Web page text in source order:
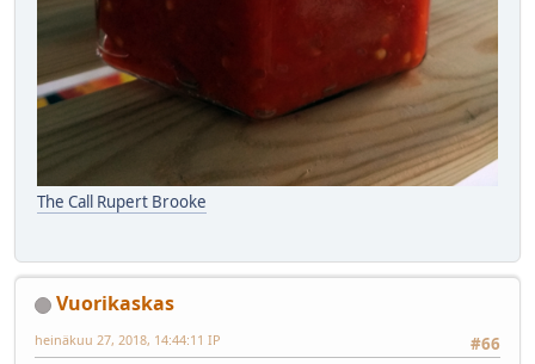
The Call Rupert Brooke
Vuorikaskas
#66
heinäkuu 27, 2018, 14:44:11 IP